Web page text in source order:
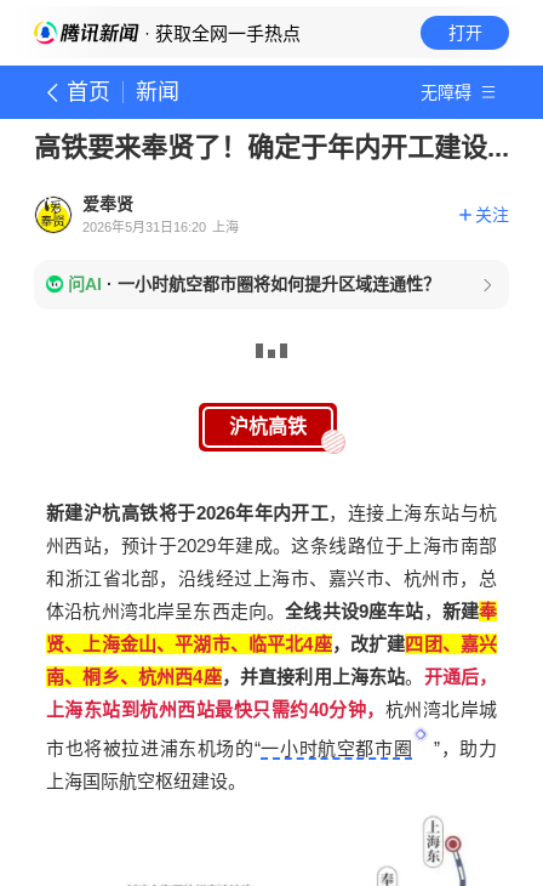
· 获取全网一手热点 打开
首页 新闻 无障碍
高铁要来奉贤了！确定于年内开工建设...
爱奉贤
2026年5月31日16:20 上海
关注
问AI · 一小时航空都市圈将如何提升区域连通性？
沪杭高铁
新建沪杭高铁将于2026年年内开工，连接上海东站与杭
州西站，预计于2029年建成。这条线路位于上海市南部
和浙江省北部，沿线经过上海市、嘉兴市、杭州市，总
体沿杭州湾北岸呈东西走向。全线共设9座车站， 新建奉
贤、上海金山、平湖市、临平北4座，改扩建四团、嘉兴
南、桐乡、杭州西4座，并直接利用上海东站。 开通后，
上海东站到杭州西站最快只需约40分钟， 杭州湾北岸城
市也将被拉进浦东机场的“一小时航空都市圈
”，助力
上海国际航空枢纽建设。